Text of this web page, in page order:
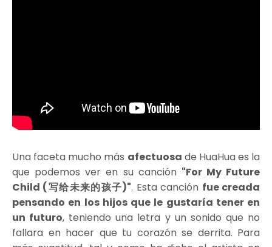
Una faceta mucho más afectuosa de HuaHua es la
que podemos ver en su canción "For My Future
Child (写给未来的孩子)". Esta canción fue creada
pensando en los hijos que le gustaría tener en
un futuro, teniendo una letra y un sonido que no
fallara en hacer que tu corazón se derrita. Para